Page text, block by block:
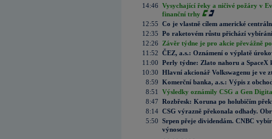
14:46 Vysychající řeky a ničivé požáry v
finanční trhy
12:55 Co je vlastně cílem americké
12:35 Po raketovém růstu přichází
12:26
Závěr týdne je pro akcie převážně
11:52 ČEZ, a.s.: Oznámení o výplatě
11:00 Perly týdne: Zlato nahoru a SpaceX
10:30 Hlavní akcionář Volkswagenu je ve
8:59 Komerční banka, a.s.: Výpis z
8:51
Výsledky oznámily CSG a Gen
8:47 Rozbřesk: Koruna po holubičím
8:14 CSG výrazně překonala odhady.
5:50 Srpen přeje dividendám. CNBC
výnosem